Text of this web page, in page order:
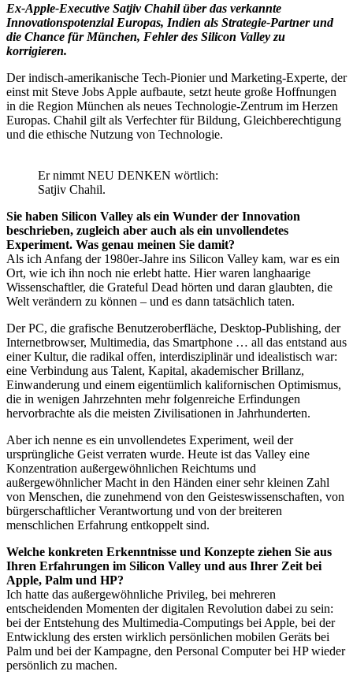
Ex-Apple-Executive Satjiv Chahil über das verkannte
Innovationspotenzial Europas, Indien als Strategie-Partner und
die Chance für München, Fehler des Silicon Valley zu
korrigieren.
Der indisch-amerikanische Tech-Pionier und Marketing-Experte, der
einst mit Steve Jobs Apple aufbaute, setzt heute große Hoffnungen
in die Region München als neues Technologie-Zentrum im Herzen
Europas. Chahil gilt als Verfechter für Bildung, Gleichberechtigung
und die ethische Nutzung von Technologie.
Er nimmt NEU DENKEN wörtlich:
Satjiv Chahil.
Sie haben Silicon Valley als ein Wunder der Innovation
beschrieben, zugleich aber auch als ein unvollendetes
Experiment. Was genau meinen Sie damit?
Als ich Anfang der 1980er-Jahre ins Silicon Valley kam, war es ein
Ort, wie ich ihn noch nie erlebt hatte. Hier waren langhaarige
Wissenschaftler, die Grateful Dead hörten und daran glaubten, die
Welt verändern zu können – und es dann tatsächlich taten.
Der PC, die grafische Benutzeroberfläche, Desktop-Publishing, der
Internetbrowser, Multimedia, das Smartphone … all das entstand aus
einer Kultur, die radikal offen, interdisziplinär und idealistisch war:
eine Verbindung aus Talent, Kapital, akademischer Brillanz,
Einwanderung und einem eigentümlich kalifornischen Optimismus,
die in wenigen Jahrzehnten mehr folgenreiche Erfindungen
hervorbrachte als die meisten Zivilisationen in Jahrhunderten.
Aber ich nenne es ein unvollendetes Experiment, weil der
ursprüngliche Geist verraten wurde. Heute ist das Valley eine
Konzentration außergewöhnlichen Reichtums und
außergewöhnlicher Macht in den Händen einer sehr kleinen Zahl
von Menschen, die zunehmend von den Geisteswissenschaften, von
bürgerschaftlicher Verantwortung und von der breiteren
menschlichen Erfahrung entkoppelt sind.
Welche konkreten Erkenntnisse und Konzepte ziehen Sie aus
Ihren Erfahrungen im Silicon Valley und aus Ihrer Zeit bei
Apple, Palm und HP?
Ich hatte das außergewöhnliche Privileg, bei mehreren
entscheidenden Momenten der digitalen Revolution dabei zu sein:
bei der Entstehung des Multimedia-Computings bei Apple, bei der
Entwicklung des ersten wirklich persönlichen mobilen Geräts bei
Palm und bei der Kampagne, den Personal Computer bei HP wieder
persönlich zu machen.